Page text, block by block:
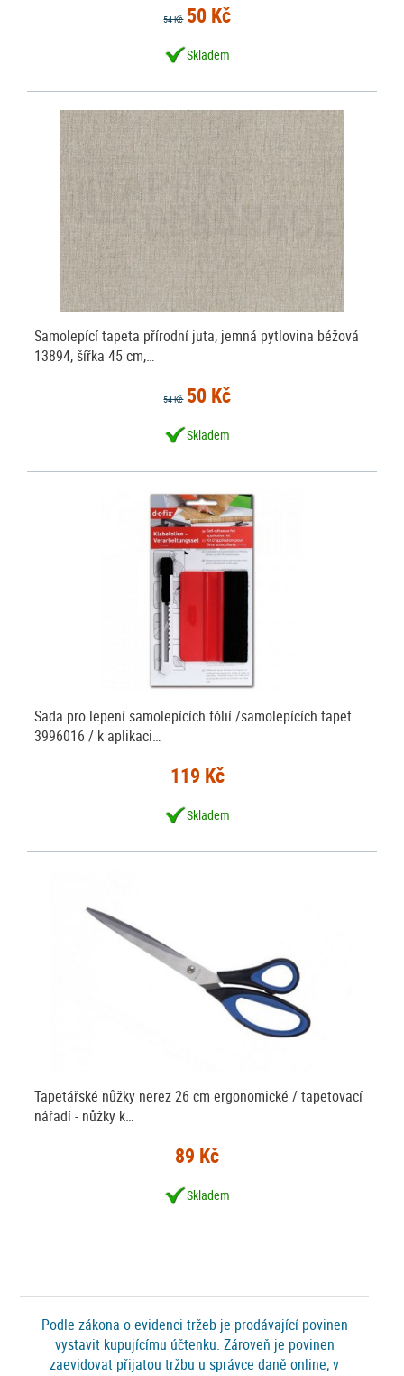
54 Kč 50 Kč
Skladem
Samolepící tapeta přírodní juta, jemná pytlovina béžová
13894, šířka 45 cm,…
54 Kč 50 Kč
Skladem
Sada pro lepení samolepících fólií /samolepících tapet
3996016 / k aplikaci…
119 Kč
Skladem
Tapetářské nůžky nerez 26 cm ergonomické / tapetovací
nářadí - nůžky k…
89 Kč
Skladem
Podle zákona o evidenci tržeb je prodávající povinen
vystavit kupujícímu účtenku. Zároveň je povinen
zaevidovat přijatou tržbu u správce daně online; v